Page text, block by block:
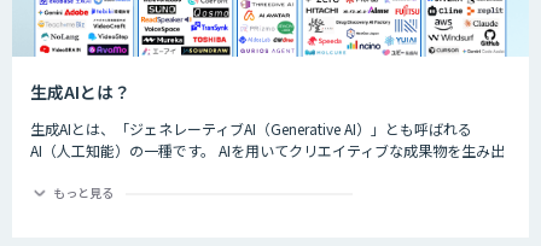
生成AIとは？
生成AIとは、「ジェネレーティブAI（Generative AI）」とも呼ばれる
AI（人工知能）の一種です。 AIを用いてクリエイティブな成果物を生み出
グラムのコード、文章など多岐にわたります。
もっと見る